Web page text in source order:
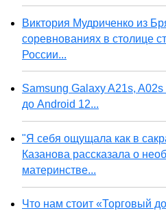
Виктория Мудриченко из
соревнованиях в столице
России...
Samsung Galaxy A21s,
до Android 12...
"Я себя ощущала как в
Казанова рассказала о
материнстве...
Что нам стоит «Торговый